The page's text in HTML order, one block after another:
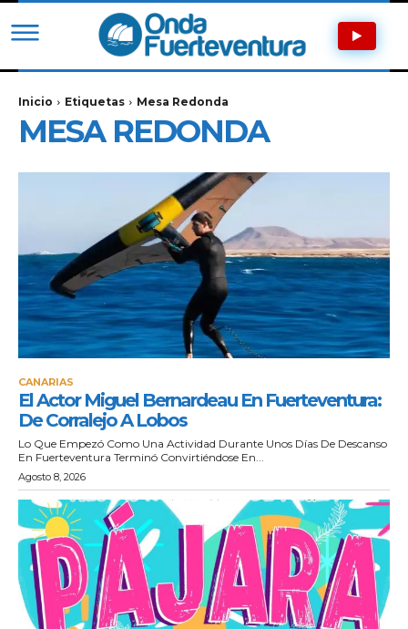
Inicio Etiquetas Mesa Redonda
MESA REDONDA
CANARIAS
El Actor Miguel Bernardeau En Fuerteventura:
De Corralejo A Lobos
Lo Que Empezó Como Una Actividad Durante Unos Días De Descanso
En Fuerteventura Terminó Convirtiéndose En...
Agosto 8, 2026